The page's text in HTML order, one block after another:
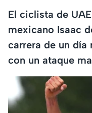
El ciclista de
mexicano Isaac
carrera de un día
con un ataque